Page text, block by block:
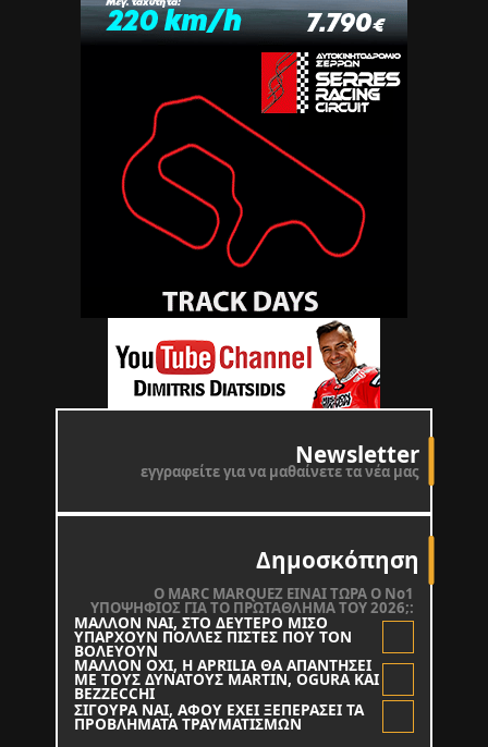
Newsletter
εγγραφείτε για να μαθαίνετε τα νέα μας
Δημοσκόπηση
O MARC MARQUEZ ΕΙΝΑΙ ΤΩΡΑ Ο Νο1
ΥΠΟΨΗΦΙΟΣ ΓΙΑ ΤΟ ΠΡΩΤΑΘΛΗΜΑ ΤΟΥ 2026;:
ΜΑΛΛΟΝ ΝΑΙ, ΣΤΟ ΔΕΥΤΕΡΟ ΜΙΣΟ
ΥΠΑΡΧΟΥΝ ΠΟΛΛΕΣ ΠΙΣΤΕΣ ΠΟΥ ΤΟΝ
ΒΟΛΕΥΟΥΝ
ΜΑΛΛΟΝ ΟΧΙ, Η APRILIA ΘΑ ΑΠΑΝΤΗΣΕΙ
ΜΕ ΤΟΥΣ ΔΥΝΑΤΟΥΣ MARTIN, OGURA KAI
BEZZECCHI
ΣΙΓΟΥΡΑ ΝΑΙ, ΑΦΟΥ ΕΧΕΙ ΞΕΠΕΡΑΣΕΙ ΤΑ
ΠΡΟΒΛΗΜΑΤΑ ΤΡΑΥΜΑΤΙΣΜΩΝ